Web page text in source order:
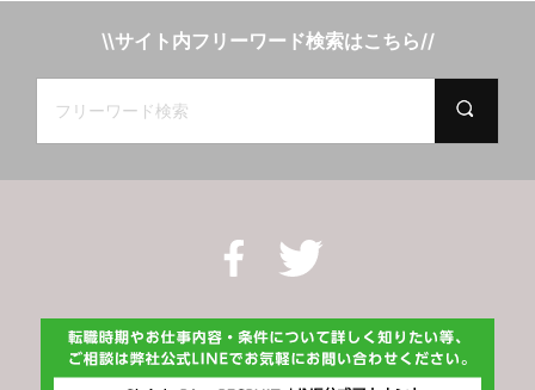
\\サイト内フリーワード検索はこちら//